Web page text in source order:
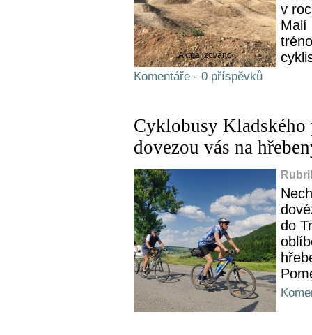
Aktualizováno
v
Malí
Komentáře - 0 příspěvků
Cyklobusy Kladského
dovezou vás na
do